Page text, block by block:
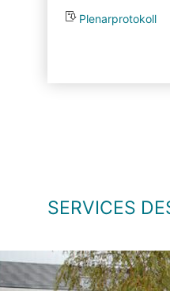
Plenarprotokoll
SERVICES